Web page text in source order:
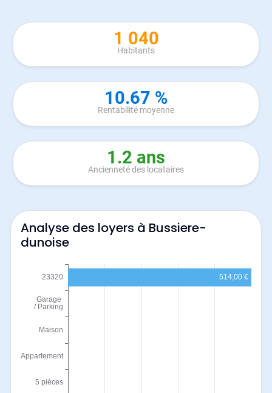
1 040
Habitants
10.67 %
Rentabilité moyenne
1.2 ans
Ancienneté des locataires
Analyse des loyers à Bussiere-
dunoise